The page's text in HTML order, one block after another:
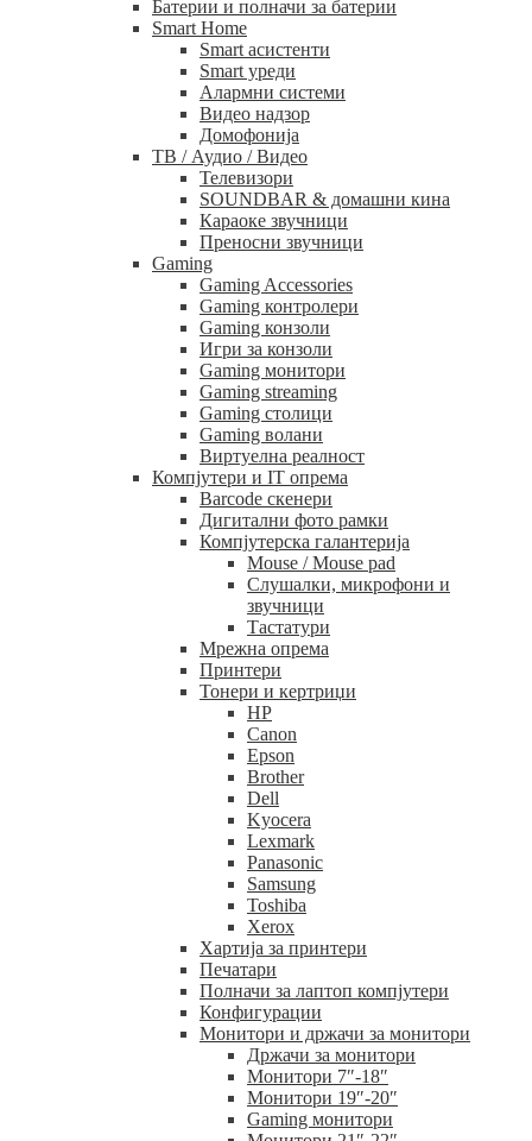
Батерии и полначи за батерии
Smart Home
Smart асистенти
Smart уреди
Алармни системи
Видео надзор
Домофонија
ТВ / Аудио / Видео
Телевизори
SOUNDBAR & домашни кина
Караоке звучници
Преносни звучници
Gaming
Gaming Accessories
Gaming контролери
Gaming конзоли
Игри за конзоли
Gaming монитори
Gaming streaming
Gaming столици
Gaming волани
Виртуелна реалност
Компјутери и IT опрема
Barcode скенери
Дигитални фото рамки
Компјутерска галантерија
Mouse / Mouse pad
Слушалки, микрофони и
звучници
Тастатури
Мрежна опрема
Принтери
Тонери и кертриџи
HP
Canon
Epson
Brother
Dell
Kyocera
Lexmark
Panasonic
Samsung
Toshiba
Xerox
Хартија за принтери
Печатари
Полначи за лаптоп компјутери
Конфигурации
Монитори и држачи за монитори
Држачи за монитори
Монитори 7″-18″
Монитори 19″-20″
Gaming монитори